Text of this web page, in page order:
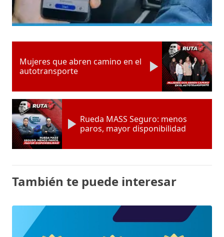
Mujeres que abren camino en el
autotransporte
Rueda MASS Seguro: menos
paros, mayor disponibilidad
También te puede interesar